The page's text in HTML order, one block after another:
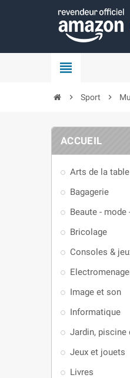
view_headline
chevron_right Sport chevron_right
ACCUEIL
Arts de la table
Bagagerie
Beaute - mode
Bricolage
Consoles &
Image et son
Informatique
Jardin, piscine
Jeux et jouets
Livres